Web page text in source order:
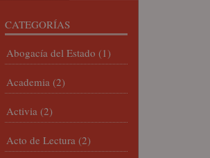
CATEGORÍAS
Abogacía del Estado (1)
Academia (2)
Activia (2)
Acto de Lectura (2)